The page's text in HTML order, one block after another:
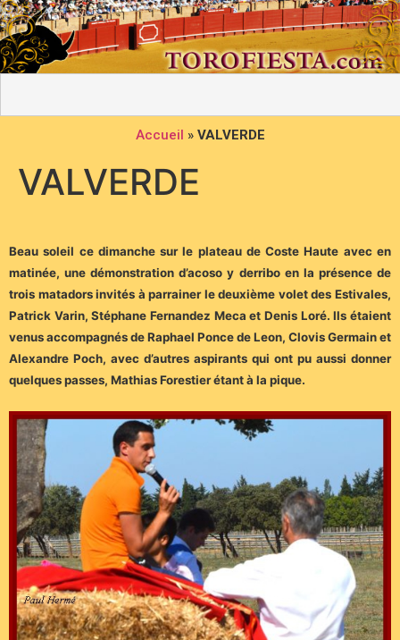
Accueil » VALVERDE
VALVERDE
Beau soleil ce dimanche sur le plateau de Coste Haute avec en
matinée, une démonstration d’acoso y derribo en la présence de
trois matadors invités à parrainer le deuxième volet des Estivales,
Patrick Varin, Stéphane Fernandez Meca et Denis Loré.Ils étaient
venus accompagnés de Raphael Ponce de Leon, Clovis Germain et
Alexandre Poch, avec d’autres aspirants qui ont pu aussi donner
quelques passes, Mathias Forestier étant à la pique.